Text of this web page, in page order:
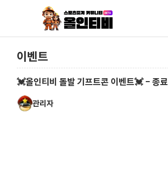
이벤트
💓올인티비 돌발 기프트콘 이벤트💓 - 종료
관리자